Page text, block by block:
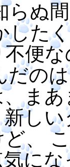
らぬ
した
便
だの
ま
し
、
に